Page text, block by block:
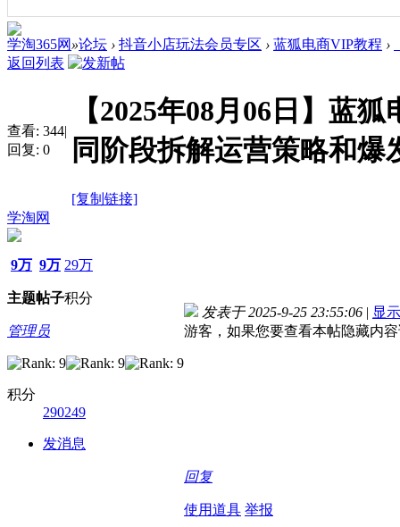
学淘365网 »论坛 › 抖音小店玩法会员专区 › 蓝狐电商VIP教程 ›
返回列表
查看: 344|
回复: 0
【2025年08月06日】蓝
同阶段拆解运营策略和爆
[复制链接]
学淘网
9万
主题
9万
帖子
29万
积分
管理员
积分
290249
发消息
发表于 2025-9-25 23:55:06 | 显
游客，如果您要查看本帖隐藏内
回复
使用道具 举报